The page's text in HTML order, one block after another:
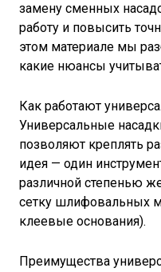
замену сменных
работу и повысить
этом материале мы
какие нюансы
Как работают
Универсальные
позволяют креплять
идея — один
различной степенью
сетку шлифовальных
клеевые основания).
Преимущества